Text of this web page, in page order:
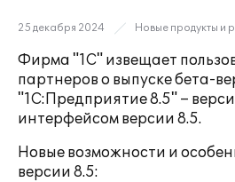
25 декабря 2024 Новые продукты и
Фирма "1С" извещает
партнеров о выпуске бета-
"1С:Предприятие 8.5" –
интерфейсом версии 8.5.
Новые возможности и
версии 8.5: